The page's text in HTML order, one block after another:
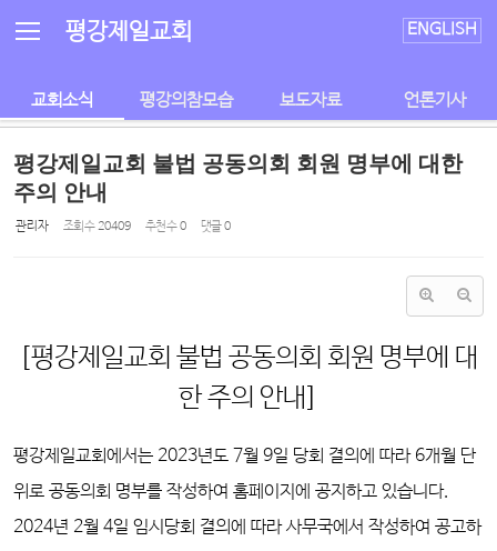
평강제일교회 ENGLISH
교회소식 평강의참모습 보도자료 언론기사
평강제일교회 불법 공동의회 회원 명부에 대한
주의 안내
관리자 조회 수20409 추천 수0 댓글0
[평강제일교회 불법 공동의회 회원 명부에 대
한 주의 안내]
평강제일교회에서는 2023년도 7월 9일 당회 결의에 따라 6개월 단
위로 공동의회 명부를 작성하여 홈페이지에 공지하고 있습니다.
2024년 2월 4일 임시당회 결의에 따라 사무국에서 작성하여 공고하